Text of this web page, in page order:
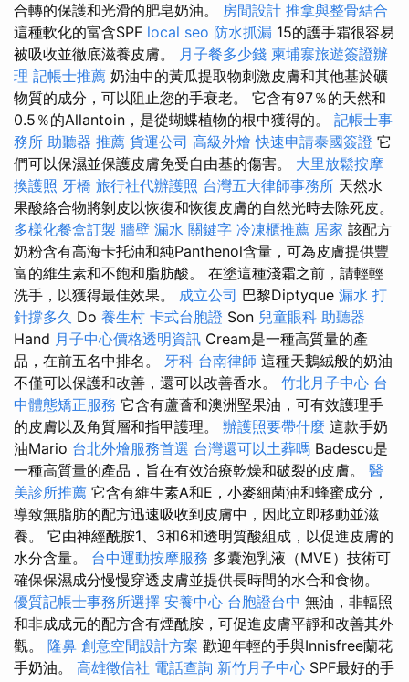
合轉的保護和光滑的肥皂奶油。 房間設計 推拿與整骨結合
這種軟化的富含SPF local seo 防水抓漏 15的護手霜很容易
被吸收並徹底滋養皮膚。 月子餐多少錢 柬埔寨旅遊簽證辦
理 記帳士推薦 奶油中的黃瓜提取物刺激皮膚和其他基於礦
物質的成分，可以阻止您的手衰老。 它含有97％的天然和
0.5％的Allantoin，是從蝴蝶植物的根中獲得的。 記帳士事
務所 助聽器 推薦 貨運公司 高級外燴 快速申請泰國簽證 它
們可以保濕並保護皮膚免受自由基的傷害。 大里放鬆按摩
換護照 牙橋 旅行社代辦護照 台灣五大律師事務所 天然水
果酸絡合物將剝皮以恢復和恢復皮膚的自然光時去除死皮。
多樣化餐盒訂製 牆壁 漏水 關鍵字 冷凍櫃推薦 居家 該配方
奶粉含有高海卡托油和純Panthenol含量，可為皮膚提供豐
富的維生素和不飽和脂肪酸。 在塗這種淺霜之前，請輕輕
洗手，以獲得最佳效果。 成立公司 巴黎Diptyque 漏水 打
針撐多久 Do 養生村 卡式台胞證 Son 兒童眼科 助聽器
Hand 月子中心價格透明資訊 Cream是一種高質量的產
品，在前五名中排名。 牙科 台南律師 這種天鵝絨般的奶油
不僅可以保護和改善，還可以改善香水。 竹北月子中心 台
中體態矯正服務 它含有蘆薈和澳洲堅果油，可有效護理手
的皮膚以及角質層和指甲護理。 辦護照要帶什麼 這款手奶
油Mario 台北外燴服務首選 台灣還可以土葬嗎 Badescu是
一種高質量的產品，旨在有效治療乾燥和破裂的皮膚。 醫
美診所推薦 它含有維生素A和E，小麥細菌油和蜂蜜成分，
導致無脂肪的配方迅速吸收到皮膚中，因此立即移動並滋
養。 它由神經酰胺1、3和6和透明質酸組成，以促進皮膚的
水分含量。 台中運動按摩服務 多囊泡乳液（MVE）技術可
確保保濕成分慢慢穿透皮膚並提供長時間的水合和食物。
優質記帳士事務所選擇 安養中心 台胞證台中 無油，非輻照
和非成成元的配方含有煙酰胺，可促進皮膚平靜和改善其外
觀。 隆鼻 創意空間設計方案 歡迎年輕的手與Innisfree蘭花
手奶油。 高雄徵信社 電話查詢 新竹月子中心 SPF最好的手